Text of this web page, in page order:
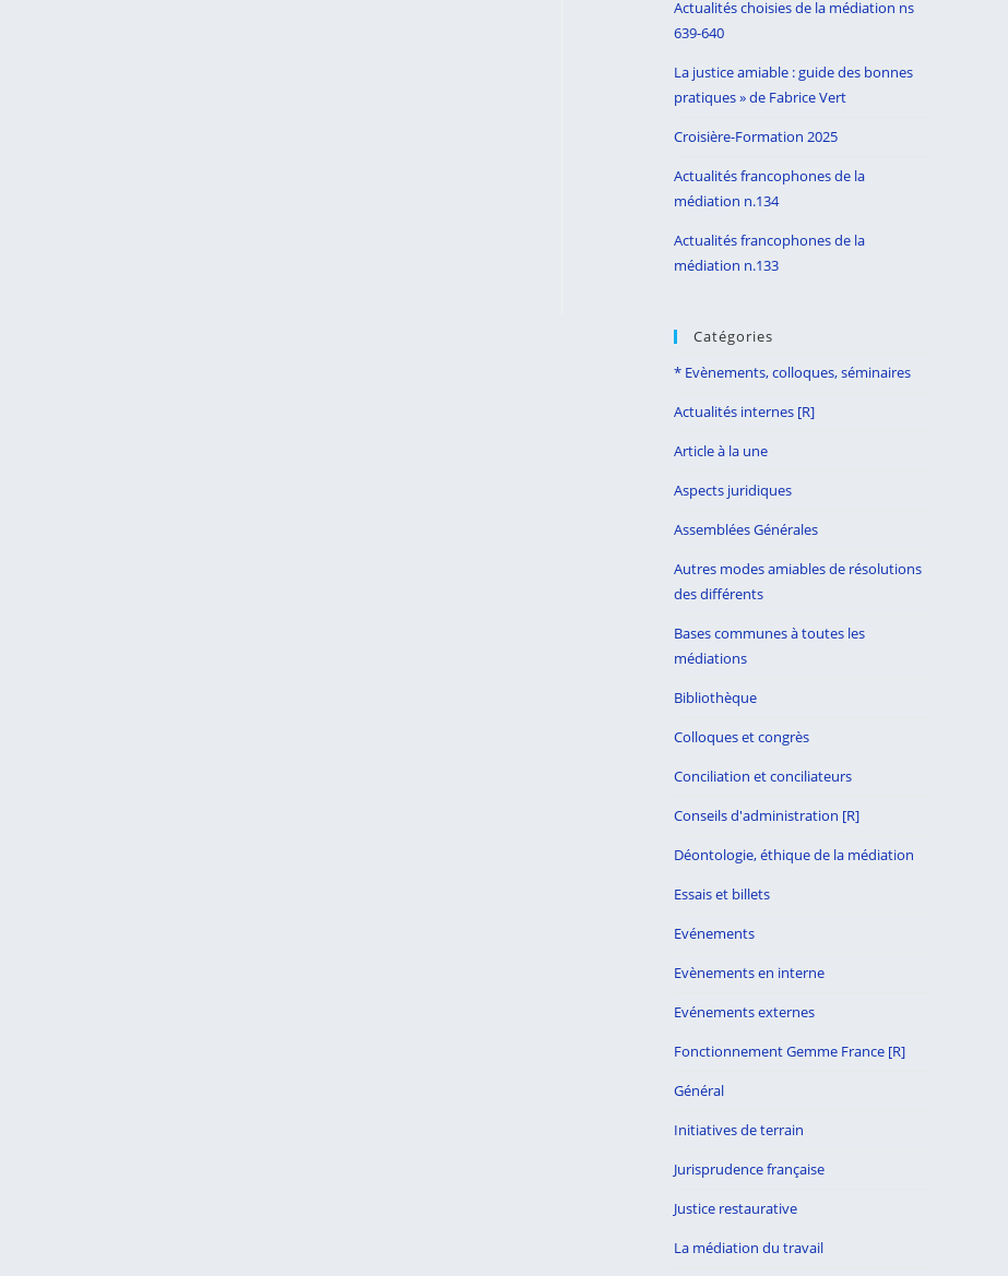
Actualités choisies de la médiation ns
639-640
La justice amiable : guide des bonnes
pratiques » de Fabrice Vert
Croisière-Formation 2025
Actualités francophones de la
médiation n.134
Actualités francophones de la
médiation n.133
Catégories
* Evènements, colloques, séminaires
Actualités internes [R]
Article à la une
Aspects juridiques
Assemblées Générales
Autres modes amiables de résolutions
des différents
Bases communes à toutes les
médiations
Bibliothèque
Colloques et congrès
Conciliation et conciliateurs
Conseils d'administration [R]
Déontologie, éthique de la médiation
Essais et billets
Evénements
Evènements en interne
Evénements externes
Fonctionnement Gemme France [R]
Général
Initiatives de terrain
Jurisprudence française
Justice restaurative
La médiation du travail